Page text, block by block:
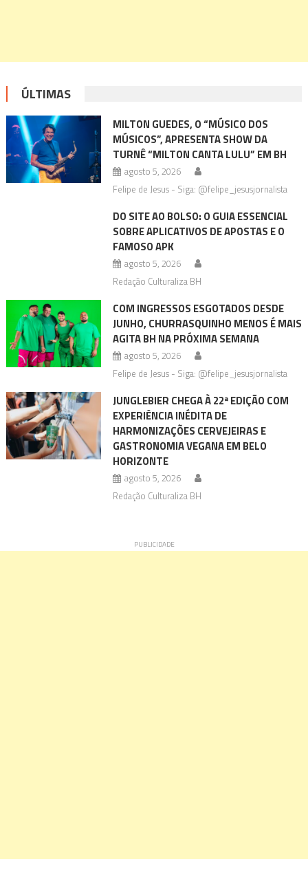
ÚLTIMAS
MILTON GUEDES, O “MÚSICO DOS
MÚSICOS”, APRESENTA SHOW DA
TURNÊ “MILTON CANTA LULU” EM BH
agosto 5, 2026
Felipe de Jesus - Siga: @felipe_jesusjornalista
DO SITE AO BOLSO: O GUIA ESSENCIAL
SOBRE APLICATIVOS DE APOSTAS E O
FAMOSO APK
agosto 5, 2026
Redação Culturaliza BH
COM INGRESSOS ESGOTADOS DESDE
JUNHO, CHURRASQUINHO MENOS É MAIS
AGITA BH NA PRÓXIMA SEMANA
agosto 5, 2026
Felipe de Jesus - Siga: @felipe_jesusjornalista
JUNGLEBIER CHEGA À 22ª EDIÇÃO COM
EXPERIÊNCIA INÉDITA DE
HARMONIZAÇÕES CERVEJEIRAS E
GASTRONOMIA VEGANA EM BELO
HORIZONTE
agosto 5, 2026
Redação Culturaliza BH